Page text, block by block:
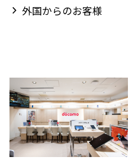
外国からのお客様